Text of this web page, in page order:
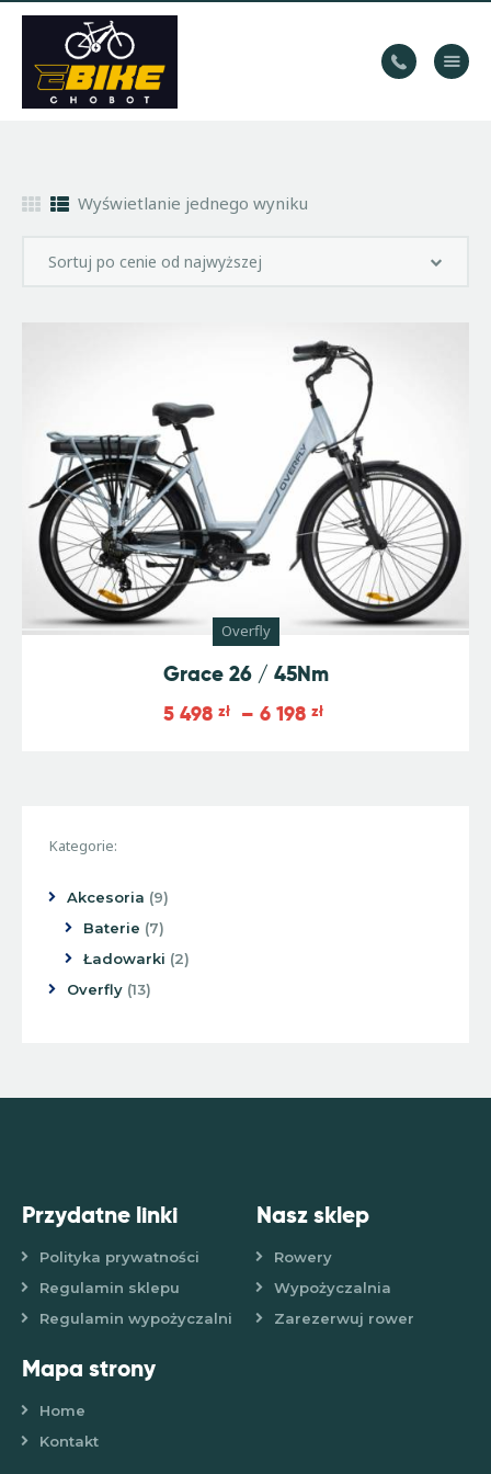
HOME
TRASY
KONTAKT
Wyświetlanie jednego wyniku
Overfly
Grace 26 / 45Nm
5 498 zł – 6 198 zł
Kategorie:
Akcesoria 9
Baterie
7
Ładowarki
2
Overfly 13
Przydatne linki
Polityka prywatności
Regulamin sklepu
Regulamin wypożyczalni
Nasz sklep
Rowery
Wypożyczalnia
Zarezerwuj rower
Mapa strony
Home
Kontakt